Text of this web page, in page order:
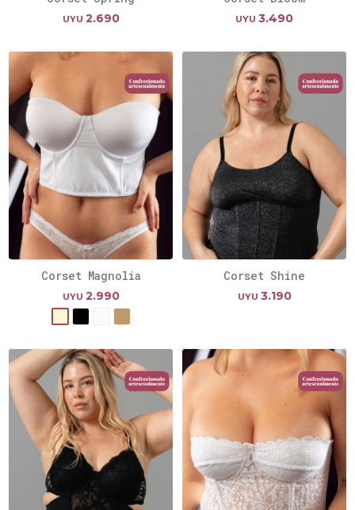
UYU 2.690 UYU 3.490
Corset Magnolia
UYU 2.990
Corset Shine
UYU 3.190